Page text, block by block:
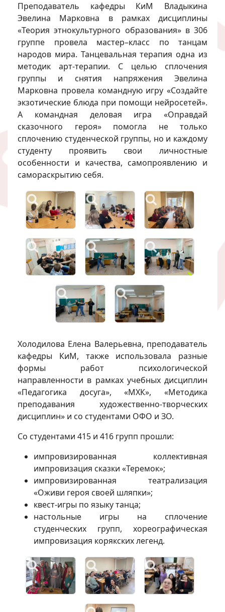
Преподаватель кафедры КиМ Владыкина
Эвелина Марковна в рамках дисциплины
«Теория этнокультурного образования» в 306
группе провела мастер–класс по танцам
народов мира. Танцевальная терапия одна из
методик арт-терапии. С целью сплочения
группы и снятия напряжения Эвелина
Марковна провела командную игру «Создайте
экзотические блюда при помощи нейросетей».
А командная деловая игра «Оправдай
сказочного героя» помогла не только
сплочению студенческой группы, но и каждому
студенту проявить свои личностные
особенности и качества, самопроявлению и
самораскрытию себя.
Холодилова Елена Валерьевна, преподаватель
кафедры КиМ, также использовала разные
формы работ психологической
направленности в рамках учебных дисциплин
«Педагогика досуга», «МХК», «Методика
преподавания художественно-творческих
дисциплин» и со студентами ОФО и ЗО.
Со студентами 415 и 416 групп прошли:
импровизированная коллективная
импровизация сказки «Теремок»;
импровизированная театрализация
«Оживи героя своей шляпки»;
квест-игры по языку танца;
настольные игры на сплочение
студенческих групп, хореографическая
импровизация корякских легенд.